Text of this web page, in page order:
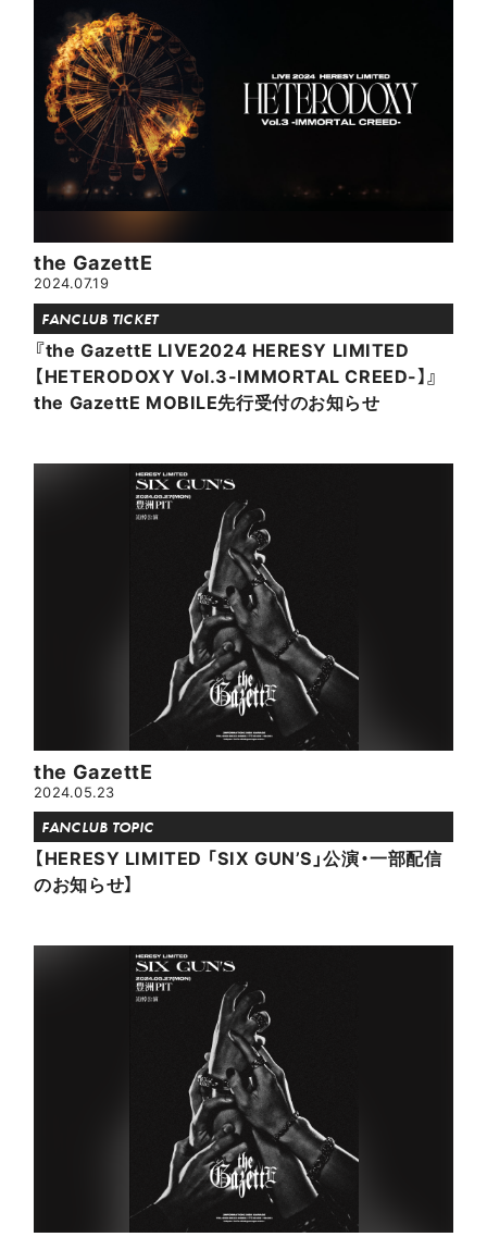
the GazettE
2024.07.19
FANCLUB TICKET
『the GazettE LIVE2024 HERESY LIMITED
【HETERODOXY Vol.3-IMMORTAL CREED-】』
the GazettE MOBILE先行受付のお知らせ
the GazettE
2024.05.23
FANCLUB TOPIC
【HERESY LIMITED 「SIX GUN’S」公演・一部配信
のお知らせ】